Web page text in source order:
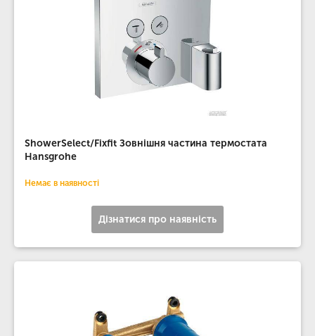
ShowerSelect/Fixfit Зовнішня частина термостата
Hansgrohe
Немає в наявності
Дізнатися про наявність